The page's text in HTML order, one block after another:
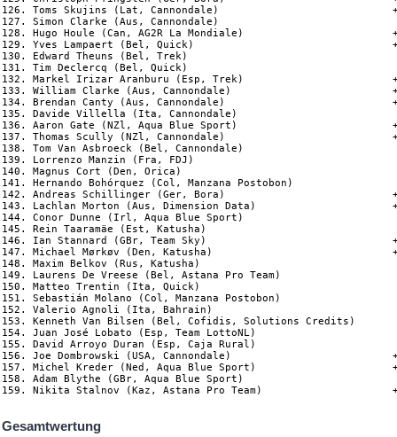
126. Toms Skujins (Lat, Cannondale)
127. Simon Clarke (Aus, Cannondale)
128. Hugo Houle (Can, AG2R La Mondiale)
129. Yves Lampaert (Bel, Quick)
130. Edward Theuns (Bel, Trek)
131. Tim Declercq (Bel, Quick)
132. Markel Irizar Aranburu (Esp, Trek)
133. William Clarke (Aus, Cannondale)
134. Brendan Canty (Aus, Cannondale)
135. Davide Villella (Ita, Cannondale)
136. Aaron Gate (NZl, Aqua Blue Sport)
137. Thomas Scully (NZl, Cannondale)
138. Tom Van Asbroeck (Bel, Cannondale)
139. Lorrenzo Manzin (Fra, FDJ)
140. Magnus Cort (Den, Orica)
141. Hernando Bohórquez (Col, Manzana Postobon)
142. Andreas Schillinger (Ger, Bora)
143. Lachlan Morton (Aus, Dimension Data)
144. Conor Dunne (Irl, Aqua Blue Sport)
145. Rein Taaramäe (Est, Katusha)
146. Ian Stannard (GBr, Team Sky)
147. Michael Mørkøv (Den, Katusha)
148. Maxim Belkov (Rus, Katusha)
149. Laurens De Vreese (Bel, Astana Pro Team)
150. Matteo Trentin (Ita, Quick)
151. Sebastián Molano (Col, Manzana Postobon)
152. Valerio Agnoli (Ita, Bahrain)
153. Kenneth Van Bilsen (Bel, Cofidis, Solutions Credits)
154. Juan José Lobato (Esp, Team LottoNL)
155. David Arroyo Duran (Esp, Caja Rural)
156. Joe Dombrowski (USA, Cannondale)
157. Michel Kreder (Ned, Aqua Blue Sport)
158. Adam Blythe (GBr, Aqua Blue Sport)
Gesamtwertung